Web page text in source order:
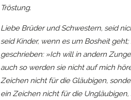
Tröstung.
Liebe Brüder und Schwestern, seid
seid Kinder, wenn es um Bosheit
geschrieben: »Ich will in andern
auch so werden sie nicht auf mich
Zeichen nicht für die Gläubigen,
ein Zeichen nicht für die